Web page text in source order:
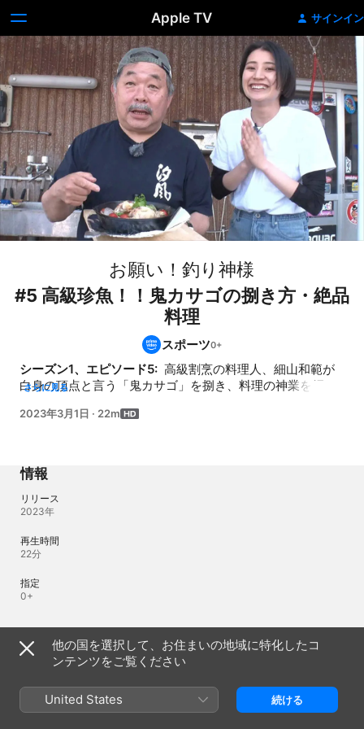
Apple TV サインイン
お願い！釣り神様
#5 高級珍魚！！鬼カサゴの捌き方・絶品
料理
スポーツ
シーズン1、エピソード5: 高級割烹の料理人、細山和範が
白身の頂点と言う「鬼カサゴ」を捌き、料理の神業を紹
口食べたら「人生で味わった白身の中で頂点」と大興奮!!釣
さらに見る
2023年3月1日 · 22m
情報
リリース
2023年
再生時間
22分
指定
0+
言語
オーディオ
他の国を選択して、お住まいの地域に特化したコ
ンテンツをご覧ください
United States 続ける